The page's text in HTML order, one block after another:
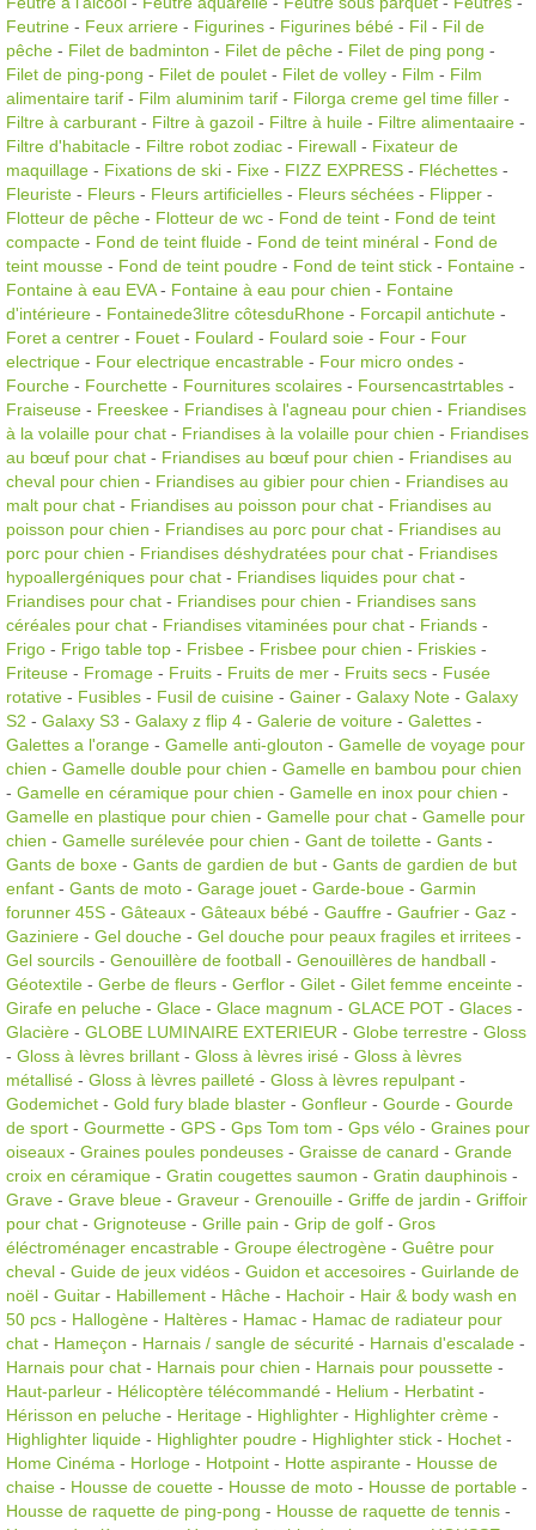
Feutrine - Feux arriere - Figurines - Figurines bébé - Fil - Fil de
pêche - Filet de badminton - Filet de pêche - Filet de ping pong -
Filet de ping-pong - Filet de poulet - Filet de volley - Film - Film
alimentaire tarif - Film aluminim tarif - Filorga creme gel time filler -
Filtre à carburant - Filtre à gazoil - Filtre à huile - Filtre alimentaaire -
Filtre d'habitacle - Filtre robot zodiac - Firewall - Fixateur de
maquillage - Fixations de ski - Fixe - FIZZ EXPRESS - Fléchettes -
Fleuriste - Fleurs - Fleurs artificielles - Fleurs séchées - Flipper -
Flotteur de pêche - Flotteur de wc - Fond de teint - Fond de teint
compacte - Fond de teint fluide - Fond de teint minéral - Fond de
teint mousse - Fond de teint poudre - Fond de teint stick - Fontaine -
Fontaine à eau EVA- Fontaine à eau pour chien - Fontaine
d'intérieure - Fontainede3litre côtesduRhone - Forcapil antichute -
Foret a centrer - Fouet - Foulard - Foulard soie - Four - Four
electrique - Four electrique encastrable - Four micro ondes -
Fourche - Fourchette - Fournitures scolaires - Foursencastrtables -
Fraiseuse - Freeskee - Friandises à l'agneau pour chien - Friandises
à la volaille pour chat - Friandises à la volaille pour chien - Friandises
au bœuf pour chat - Friandises au bœuf pour chien - Friandises au
cheval pour chien - Friandises au gibier pour chien - Friandises au
malt pour chat - Friandises au poisson pour chat - Friandises au
poisson pour chien - Friandises au porc pour chat - Friandises au
porc pour chien - Friandises déshydratées pour chat - Friandises
hypoallergéniques pour chat - Friandises liquides pour chat -
Friandises pour chat - Friandises pour chien - Friandises sans
céréales pour chat - Friandises vitaminées pour chat - Friands -
Frigo - Frigo table top - Frisbee - Frisbee pour chien - Friskies -
Friteuse - Fromage - Fruits - Fruits de mer - Fruits secs - Fusée
rotative - Fusibles - Fusil de cuisine - Gainer - Galaxy Note - Galaxy
S2 - Galaxy S3 - Galaxy z flip 4 - Galerie de voiture - Galettes -
Galettes a l'orange - Gamelle anti-glouton - Gamelle de voyage pour
chien - Gamelle double pour chien - Gamelle en bambou pour chien
- Gamelle en céramique pour chien - Gamelle en inox pour chien -
Gamelle en plastique pour chien - Gamelle pour chat - Gamelle pour
chien - Gamelle surélevée pour chien - Gant de toilette - Gants -
Gants de boxe - Gants de gardien de but - Gants de gardien de but
enfant - Gants de moto - Garage jouet - Garde-boue - Garmin
forunner 45S - Gâteaux - Gâteaux bébé - Gauffre - Gaufrier - Gaz -
Gaziniere - Gel douche - Gel douche pour peaux fragiles et irritees -
Gel sourcils - Genouillère de football - Genouillères de handball -
Géotextile - Gerbe de fleurs - Gerflor - Gilet - Gilet femme enceinte -
Girafe en peluche - Glace - Glace magnum - GLACE POT - Glaces -
Glacière - GLOBE LUMINAIRE EXTERIEUR - Globe terrestre - Gloss
- Gloss à lèvres brillant - Gloss à lèvres irisé - Gloss à lèvres
métallisé - Gloss à lèvres pailleté - Gloss à lèvres repulpant -
Godemichet - Gold fury blade blaster - Gonfleur - Gourde - Gourde
de sport - Gourmette - GPS - Gps Tom tom - Gps vélo - Graines pour
oiseaux - Graines poules pondeuses - Graisse de canard - Grande
croix en céramique - Gratin cougettes saumon - Gratin dauphinois -
Grave - Grave bleue - Graveur - Grenouille - Griffe de jardin - Griffoir
pour chat - Grignoteuse - Grille pain - Grip de golf - Gros
éléctroménager encastrable - Groupe électrogène - Guêtre pour
cheval - Guide de jeux vidéos - Guidon et accesoires - Guirlande de
noël - Guitar - Habillement - Hâche - Hachoir - Hair & body wash en
50 pcs - Hallogène - Haltères - Hamac - Hamac de radiateur pour
chat - Hameçon - Harnais / sangle de sécurité - Harnais d'escalade -
Harnais pour chat - Harnais pour chien - Harnais pour poussette -
Haut-parleur - Hélicoptère télécommandé - Helium - Herbatint -
Hérisson en peluche - Heritage - Highlighter - Highlighter crème -
Highlighter liquide - Highlighter poudre - Highlighter stick - Hochet -
Home Cinéma - Horloge - Hotpoint - Hotte aspirante - Housse de
chaise - Housse de couette - Housse de moto - Housse de portable -
Housse de raquette de ping-pong - Housse de raquette de tennis -